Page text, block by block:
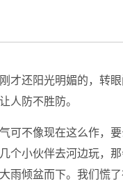
才还阳光明媚的，转
人防不胜防。
可不像现在这么作，
个小伙伴去河边玩，
雨倾盆而下。我们慌